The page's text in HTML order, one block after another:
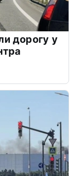
дорогу у